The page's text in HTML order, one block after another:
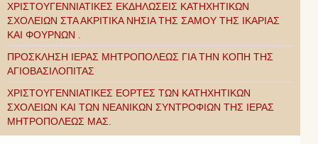
ΧΡΙΣΤΟΥΓΕΝΝΙΑΤΙΚΕΣ ΕΚΔΗΛΩΣΕΙΣ ΚΑΤΗΧΗΤΙΚΩΝ
ΣΧΟΛΕΙΩΝ ΣΤΑ ΑΚΡΙΤΙΚΑ ΝΗΣΙΑ ΤΗΣ ΣΑΜΟΥ ΤΗΣ ΙΚΑΡΙΑΣ
ΚΑΙ ΦΟΥΡΝΩΝ .
ΠΡΟΣΚΛΗΣΗ ΙΕΡΑΣ ΜΗΤΡΟΠΟΛΕΩΣ ΓΙΑ ΤΗΝ ΚΟΠΗ ΤΗΣ
ΑΓΙΟΒΑΣΙΛΟΠΙΤΑΣ
ΧΡΙΣΤΟΥΓΕΝΝΙΑΤΙΚΕΣ ΕΟΡΤΕΣ ΤΩΝ ΚΑΤΗΧΗΤΙΚΩΝ
ΣΧΟΛΕΙΩΝ ΚΑΙ ΤΩΝ ΝΕΑΝΙΚΩΝ ΣΥΝΤΡΟΦΙΩΝ ΤΗΣ ΙΕΡΑΣ
ΜΗΤΡΟΠΟΛΕΩΣ ΜΑΣ.